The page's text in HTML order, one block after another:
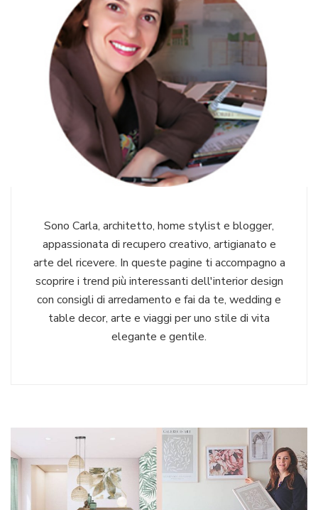
Sono Carla, architetto, home stylist e blogger,
appassionata di recupero creativo, artigianato e
arte del ricevere. In queste pagine ti accompagno a
scoprire i trend più interessanti dell'interior design
con consigli di arredamento e fai da te, wedding e
table decor, arte e viaggi per uno stile di vita
elegante e gentile.